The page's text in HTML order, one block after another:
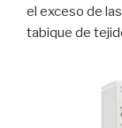
el exceso de
tabique de